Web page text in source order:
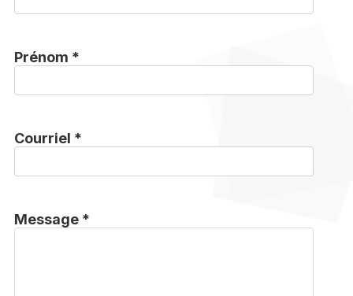
Prénom *
Courriel *
Message *